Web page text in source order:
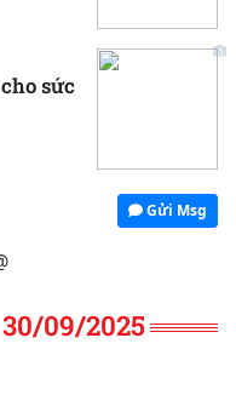
sức
Gửi Msg
09/2025